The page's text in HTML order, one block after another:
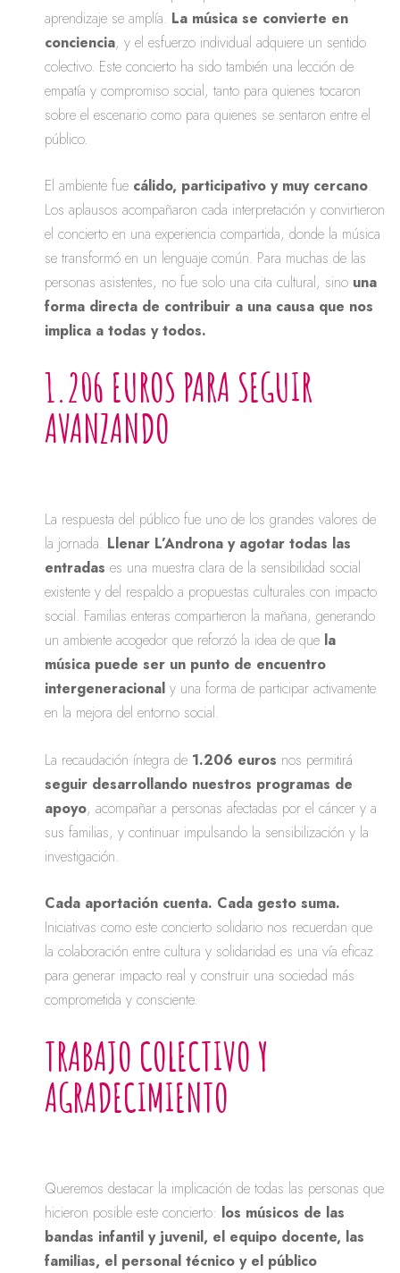
aprendizaje se amplía. La música se convierte en
conciencia, y el esfuerzo individual adquiere un sentido
colectivo. Este concierto ha sido también una lección de
empatía y compromiso social, tanto para quienes tocaron
sobre el escenario como para quienes se sentaron entre el
público.
El ambiente fue cálido, participativo y muy cercano.
Los aplausos acompañaron cada interpretación y convirtieron
el concierto en una experiencia compartida, donde la música
se transformó en un lenguaje común. Para muchas de las
personas asistentes, no fue solo una cita cultural, sino una
forma directa de contribuir a una causa que nos
implica a todas y todos.
1.206 EUROS PARA SEGUIR
AVANZANDO
La respuesta del público fue uno de los grandes valores de
la jornada. Llenar L’Androna y agotar todas las
entradas es una muestra clara de la sensibilidad social
existente y del respaldo a propuestas culturales con impacto
social. Familias enteras compartieron la mañana, generando
un ambiente acogedor que reforzó la idea de que la
música puede ser un punto de encuentro
intergeneracional y una forma de participar activamente
en la mejora del entorno social.
La recaudación íntegra de 1.206 euros nos permitirá
seguir desarrollando nuestros programas de
apoyo, acompañar a personas afectadas por el cáncer y a
sus familias, y continuar impulsando la sensibilización y la
investigación.
Cada aportación cuenta. Cada gesto suma.
Iniciativas como este concierto solidario nos recuerdan que
la colaboración entre cultura y solidaridad es una vía eficaz
para generar impacto real y construir una sociedad más
comprometida y consciente.
TRABAJO COLECTIVO Y
AGRADECIMIENTO
Queremos destacar la implicación de todas las personas que
hicieron posible este concierto: los músicos de las
bandas infantil y juvenil, el equipo docente, las
familias, el personal técnico y el público